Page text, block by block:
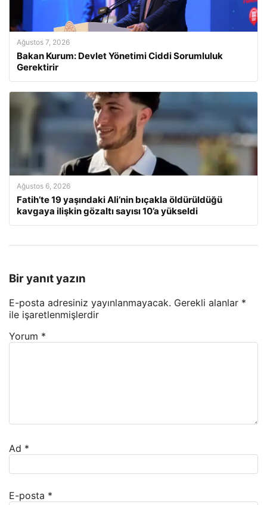
Ağustos 7, 2026
Bakan Kurum: Devlet Yönetimi Ciddi Sorumluluk
Gerektirir
Ağustos 6, 2026
Fatih’te 19 yaşındaki Ali’nin bıçakla öldürüldüğü
kavgaya ilişkin gözaltı sayısı 10’a yükseldi
Bir yanıt yazın
E-posta adresiniz yayınlanmayacak. Gerekli alanlar *
ile işaretlenmişlerdir
Yorum *
Ad *
E-posta *